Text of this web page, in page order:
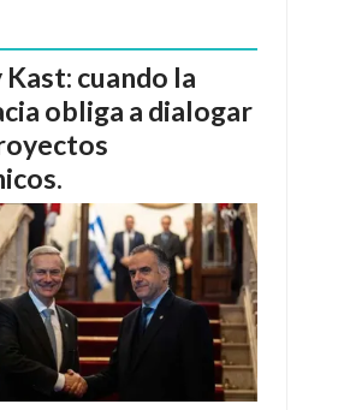
Kast: cuando la
obliga a dialogar